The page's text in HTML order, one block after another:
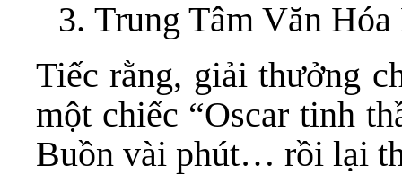
Trung Tâm Văn
Tiếc rằng, giải thưởng
một chiếc “Oscar tinh
Buồn vài phút… rồi lại